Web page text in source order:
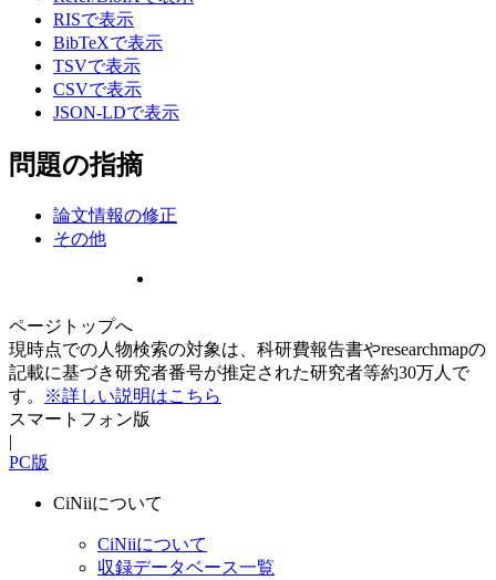
RISで表示
BibTeXで表示
TSVで表示
CSVで表示
JSON-LDで表示
問題の指摘
論文情報の修正
その他
ページトップへ
現時点での人物検索の対象は、科研費報告書やresearchmapの
記載に基づき研究者番号が推定された研究者等約30万人で
す。
※詳しい説明はこちら
スマートフォン版
|
PC版
CiNiiについて
CiNiiについて
収録データベース一覧